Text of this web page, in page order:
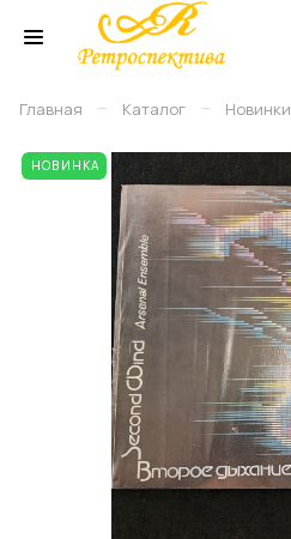
Главная – Каталог – Новинки
НОВИНКА